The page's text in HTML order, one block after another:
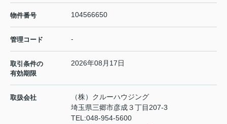
物件番号 104566650
管理コード -
取引条件の
有効期限
2026年08月17日
取扱会社
（株）クルーハウジング
埼玉県三郷市彦成３丁目207-3
TEL:048-954-5600